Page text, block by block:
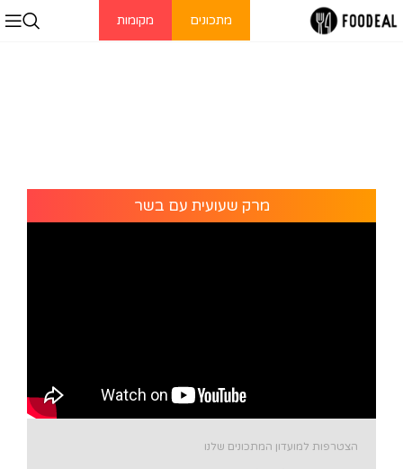
מתכונים מקומות
מרק שעועית עם בשר
הצטרפות למועדון המתכונים שלנו